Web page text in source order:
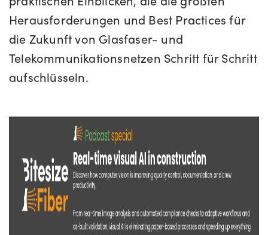
Herausforderungen und Best Practices für
die Zukunft von Glasfaser- und
Telekommunikationsnetzen Schritt für Schritt
aufschlüsseln.